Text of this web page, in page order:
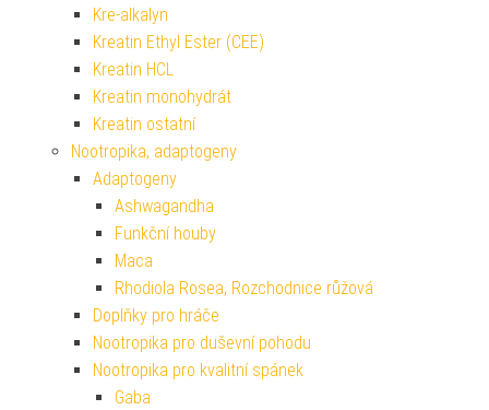
Kre-alkalyn
Kreatin Ethyl Ester (CEE)
Kreatin HCL
Kreatin monohydrát
Kreatin ostatní
Nootropika, adaptogeny
Adaptogeny
Ashwagandha
Funkční houby
Maca
Rhodiola Rosea, Rozchodnice růžová
Doplňky pro hráče
Nootropika pro duševní pohodu
Nootropika pro kvalitní spánek
Gaba